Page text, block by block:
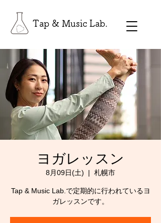
Tap & Music Lab.
ヨガレッスン
8月09日(土)
  |
札幌市
Tap & Music Lab.で定期的に行われているヨ
ガレッスンです。